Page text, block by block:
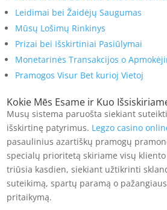
Leidimai bei Žaidėjų Saugumas
Mūsų Lošimų Rinkinys
Prizai bei Išskirtiniai Pasiūlymai
Monetarinės Transakcijos o
Pramogos Visur Bet kurioj Vietoj
Kokie Mēs Esame ir Kuo
Musų sistema paruošta siekiant
išskirtinę patyrimus. Legzo casino
pasaulinius azartiškų pramogų
specialų prioritetą skiriame visų kliento
triūsia kasdien, siekiant užtikrinti
suteikimą, spartų paramą o
pritaikymą.